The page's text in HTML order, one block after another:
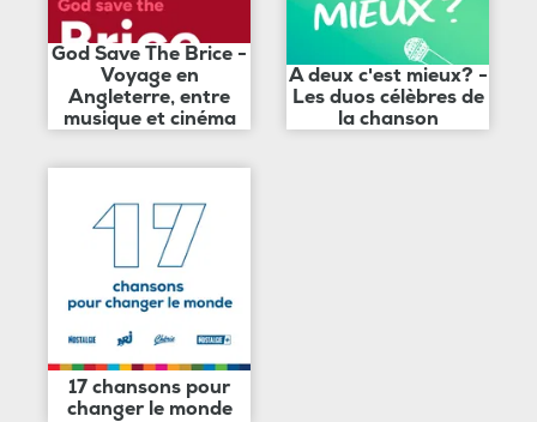
God Save The Brice -
Voyage en
Angleterre, entre
musique et cinéma
A deux c'est mieux? -
Les duos célèbres de
la chanson
17 chansons pour
changer le monde